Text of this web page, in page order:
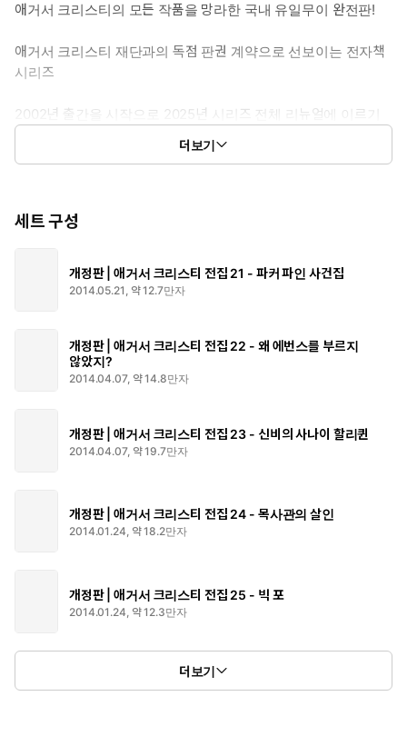
애거서 크리스티의 모든 작품을 망라한 국내 유일무이 완전판!
애거서 크리스티 재단과의 독점 판권 계약으로 선보이는 전자책
시리즈
2002년 출간을 시작으로 2025년 시리즈 전체 리뉴얼에 이르기
까지, 20년이 넘는 출간 작업을 거쳐 50만 부를 넘는 판매고를 올
린 애거서 크리스티 재단의 공식 완역본 전집 리뉴얼판 전자책 세
황금가지의 애거서 크리스티 전집은 시대를 풍미한 베스트셀러
소설과 미스 마플이 등장하는 10여 편의 소설을 포함해 애거서
크리스티가 쓴 66편의 장편소설과 150여 편의 중·단편 소설들을
편집 『빛이 있는 동안』을 시리즈 첫 번째 도서로 출간하였다.
특히나 전자책은 애거서 크리스티 재단과의 정식 판권 계약을 통
해 황금가지에서만 독점적으로 출시하고 있으며, ‘애거서 크리스
자인과 전면 재편집을 거친 리뉴얼판을 전자책으로도 동일하게
선보인다.
품의 성격이 잘 살아난 것 같아 기쁘다. 또한 한국 독자들이 할머
니의 원작이 지닌 참된 묘미를 느낄 수 있도록 충실한 번역을 위
―매튜 프리차드, 애거서 크리스티 재단 이사장(애거서 크리스티
더보기
세트 구성
개정판 | 애거서 크리스티 전집 21 - 파커 파인 사건집
2014.05.21, 약 12.7만자
개정판 | 애거서 크리스티 전집 22 - 왜 에번스를 부르지
않았지?
2014.04.07, 약 14.8만자
개정판 | 애거서 크리스티 전집 23 - 신비의 사나이 할리퀸
2014.04.07, 약 19.7만자
개정판 | 애거서 크리스티 전집 24 - 목사관의 살인
2014.01.24, 약 18.2만자
개정판 | 애거서 크리스티 전집 25 - 빅 포
2014.01.24, 약 12.3만자
더보기